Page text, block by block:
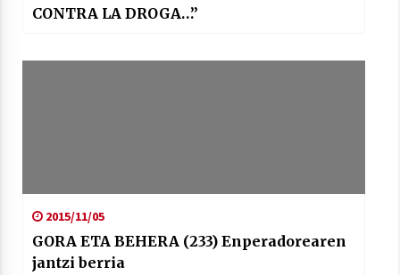
CONTRA LA DROGA…”
2015/11/05
GORA ETA BEHERA (233) Enperadorearen
jantzi berria